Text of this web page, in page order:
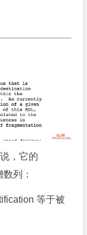
，它的
列：
等于被